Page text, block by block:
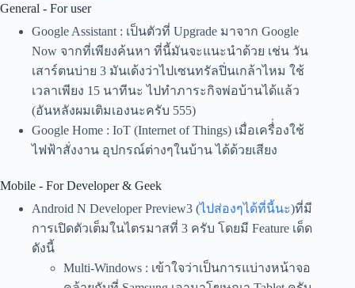
General - For user
Google Assistant : เป็นตัวที่ Upgrade มาจาก Google
Now จากที่เพียงค้นหา ที่นี้มันจะแนะนำด้วย เช่น วัน
เสาร์ตนบ่าย 3 มันเด้งว่าไปเซนทรัลปิ่นเกล้าไหม ใช้
เวลาเพียง 15 นาทีนะ ไปทำภาระกิจพ่อบ้านได้แล้ว
(อันหลังผมเติมเองนะครับ 555)
Google Home : IoT (Internet of Things) เมื่อเครื่่องใช้
ไฟฟ้าสั่งงาน อุปกรณ์ต่างๆในบ้าน ได้ด้วยเสียง
Mobile - For Developer & Geek
Android N Developer Preview3 (ไปส่องๆได้ที่นี้นะ)ที่มี
การเปิดตัวเต็มในไตรมาสที่ 3 ครับ โดยมี Feature เด็ด
ดังนี้
Multi-Windows : เข้าใจว่าเป็นการแบ่างหน้าจอ